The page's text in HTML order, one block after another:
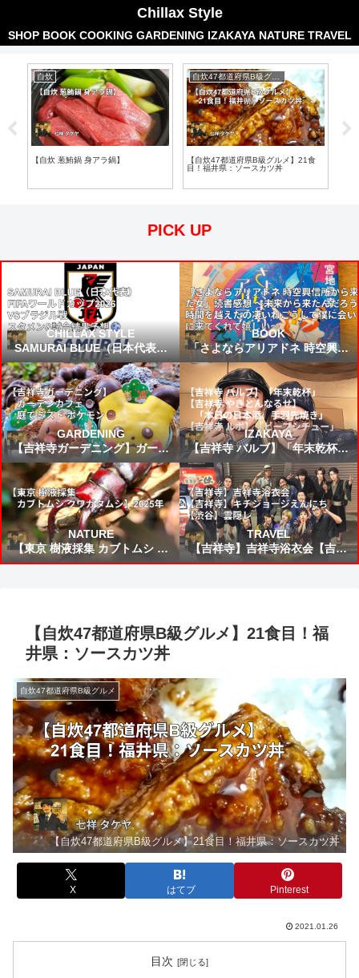
Chillax Style
SHOP BOOK COOKING GARDENING IZAKAYA NATURE TRAVEL
自炊
【自炊 葱鮪鍋 身アラ鍋】
自炊47都道府県B級グルメ
【自炊47都道府県B級グルメ】21食
目！福井県：ソースカツ丼
PICK UP
CHILLAX STYLE
SAMURAI BLUE（日本代表）
FIFAワールドカップ2026 VSブ
ラジル戦 スタメン&試合結果予
想⚽
BOOK
「さよならアリアドネ 時空興信
所から来た女」読書感想 ～未来
から来たんだろう時間を越えた
の凄いねこうして僕に会いに来
てくれて嬉しい～
GARDENING
【吉祥寺ガーデニング】ガーデ
ンカフェ☕庭でミスド ポケモン
🍩
IZAKAYA
【吉祥寺 バルブ】「年末乾杯」
【吉祥寺 やきとんなるせ】「本
日の日本酒、手羽先焼き」【吉
祥寺 ルポ】「ビーフシチュー」
NATURE
【東京 樹液採集 カブトムシ ク
ワガタムシ】2025年
TRAVEL
【吉祥寺】吉祥寺浴衣会【吉祥
寺】キチジョージえんにち【渋
【自炊47都道府県B級グルメ】21食目！福
井県：ソースカツ丼
自炊47都道府県B級グルメ
【自炊47都道府県B級グルメ】21食目！福井県：ソースカツ丼
X はてブ Pinterest
2021.01.26
目次